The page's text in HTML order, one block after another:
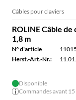
Câbles pour claviers
ROLINE Câble
1,8 m
N° d'article
Herst.-Art.-Nr.:
Disponible
Commandes avant